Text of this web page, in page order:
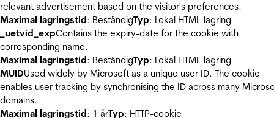
relevant advertisement based on the visitor's preferences.
Maximal lagringstid: BeständigTyp: Lokal HTML-lagring
_uetvid_expContains the expiry-date for the cookie with
corresponding name.
Maximal lagringstid: BeständigTyp: Lokal HTML-lagring
MUIDUsed widely by Microsoft as a unique user ID. The cookie
enables user tracking by synchronising the ID across many
domains.
Maximal lagringstid: 1 årTyp: HTTP-cookie